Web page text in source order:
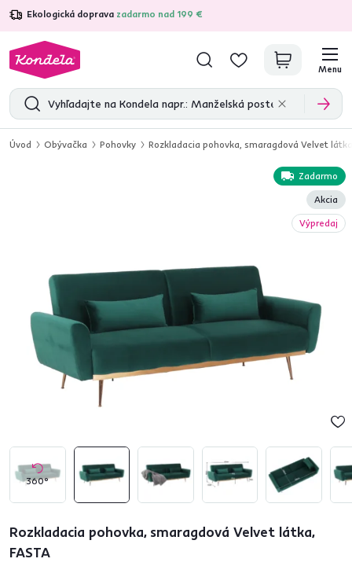
Ekologická doprava zadarmo nad 199 €
4,7 31 285overených produktových recenzií
Menu
Úvod Obývačka Pohovky Rozkladacia pohovka, smaragdová Velvet
360°
Zadarmo
Akcia
Výpredaj
Rozkladacia pohovka, smaragdová Velvet látka,
FASTA